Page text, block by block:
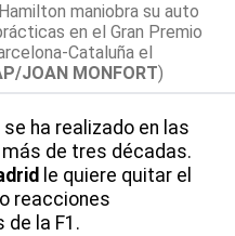
maniobra su auto
en el Gran Premio
Cataluña el
JOAN MONFORT)
se ha realizado en las
más de tres décadas.
le quiere quitar el
reacciones
la F1.